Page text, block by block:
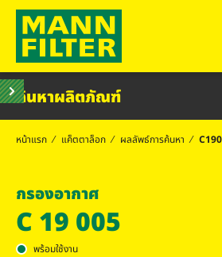
ค้นหาผลิตภัณฑ์
หน้าแรก แค็ตตาล็อก ผลลัพธ์การค้นหา
กรองอากาศ
C 19 005
พร้อมใช้งาน